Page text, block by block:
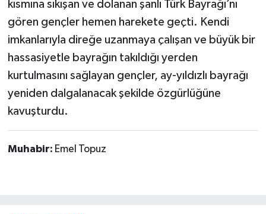
kısmına sıkışan ve dolanan şanlı Türk Bayrağı’nı
gören gençler hemen harekete geçti. Kendi
imkanlarıyla direğe uzanmaya çalışan ve büyük bir
hassasiyetle bayrağın takıldığı yerden
kurtulmasını sağlayan gençler, ay-yıldızlı bayrağı
yeniden dalgalanacak şekilde özgürlüğüne
kavuşturdu.
Muhabir: Emel Topuz